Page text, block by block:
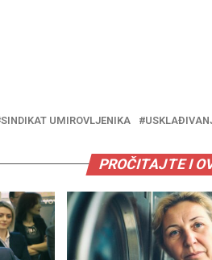
SINDIKAT UMIROVLJENIKA
PROČITAJTE I